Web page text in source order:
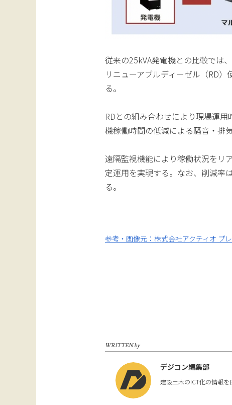
従来の25kVA発電機との比較では
リニューアブルディーゼル（RD
る。
RDとの組み合わせにより現場運
機稼働時間の低減による騒音・排
遠隔監視機能により稼働状況をリ
定運用を実現する。なお、削減率
る。
参考・画像元：株式会社アクティオ プ
WRITTEN by
デジコン編集部
建設土木のICT化の情報を